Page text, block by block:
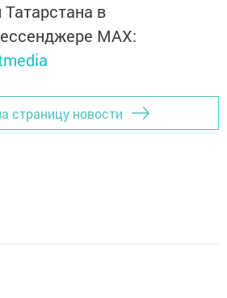
в
MАХ:
страницу новости